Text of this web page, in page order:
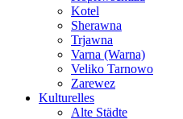
Kotel
Sherawna
Trjawna
Varna (Warna)
Veliko Tarnowo
Zarewez
Kulturelles
Alte Städte